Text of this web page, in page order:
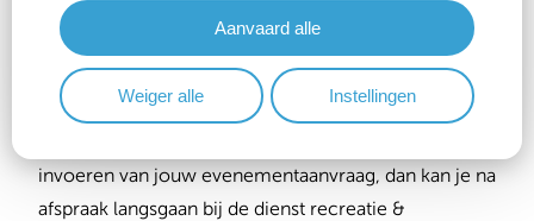
antwoorden op veelgestelde vragen;
Naar de presentatie over het evenementenloket op de
infosessie voor verenigingen van mei 2026(pdf);
invoeren van jouw evenementaanvraag, dan kan je na
afspraak langsgaan bij de dienst recreatie &
Aanvaard alle
Weiger alle Instellingen